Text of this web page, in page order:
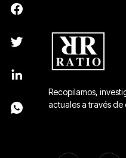
Recopilamos,
actuales a través de